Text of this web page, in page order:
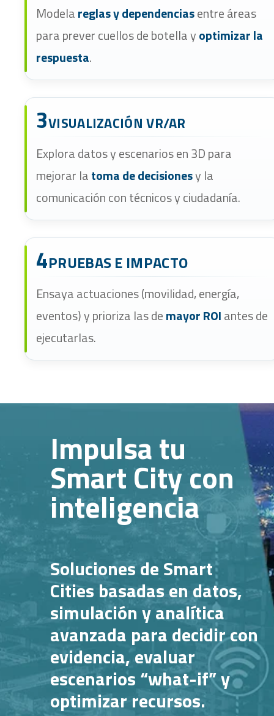
Modelareglas y dependenciasentre áreas
para prever cuellos de botella yoptimizar la
respuesta.
3VISUALIZACIÓN VR/AR
Explora datos y escenarios en 3D para
mejorar latoma de decisionesy la
comunicación con técnicos y ciudadanía.
4PRUEBAS E IMPACTO
Ensaya actuaciones (movilidad, energía,
eventos) y prioriza las demayor ROIantes de
ejecutarlas.
Impulsa tu
Smart City con
inteligencia
Soluciones de Smart
Cities basadas en datos,
simulación y analítica
avanzada para decidir con
evidencia, evaluar
escenarios “what-if” y
optimizar recursos.